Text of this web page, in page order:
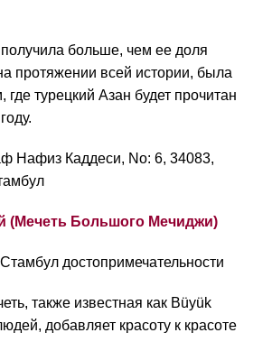
получила больше, чем ее доля
протяжении всей истории, была
турецкий Азан будет прочитан
Нафиз Каддеси, No: 6, 34083,
(Мечеть Большого Мечиджи)
достопримечательности
также известная как Büyük
добавляет красоту к красоте